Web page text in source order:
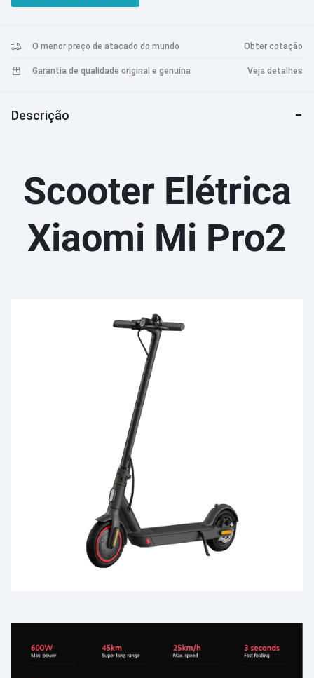
O menor preço de atacado do mundo Obter cotação
Garantia de qualidade original e genuína Veja detalhes
Descrição
Scooter Elétrica
Xiaomi Mi Pro2